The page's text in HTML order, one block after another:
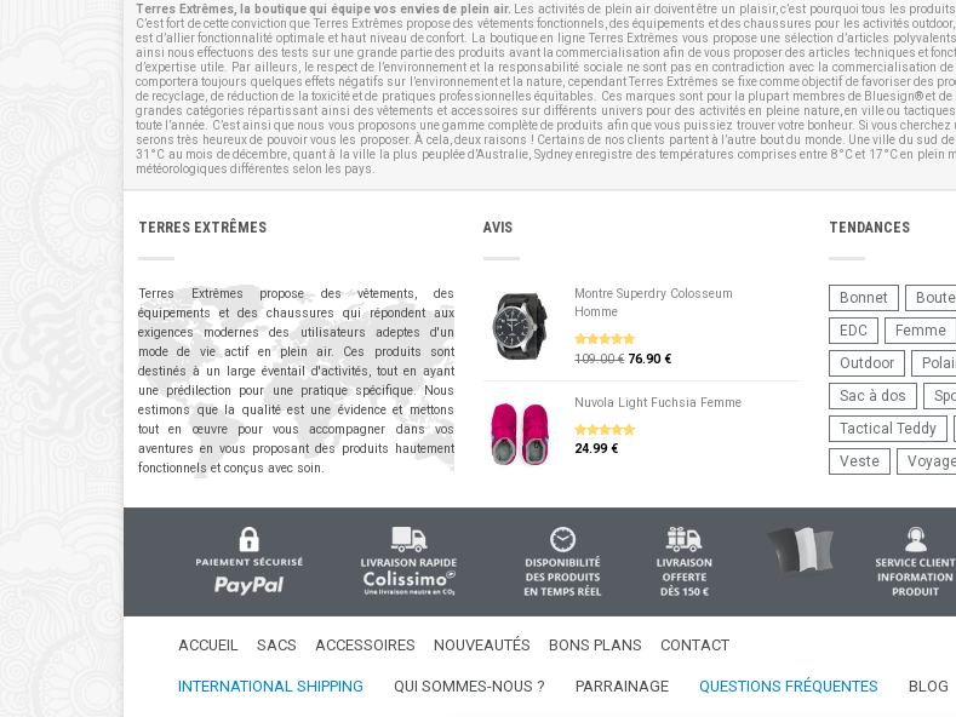
Terres Extrêmes, la boutique qui équipe vos envies de plein air.
Les activités de plein air doivent être un plaisir, c’est pourquoi tous les
C’est fort de cette conviction que Terres Extrêmes propose des vêtements fonctionnels, des équipements et des chaussures pour les activités
est d’allier fonctionnalité optimale et haut niveau de confort. La boutique en ligne Terres Extrêmes vous propose une sélection d’articles
ainsi nous effectuons des tests sur une grande partie des produits avant la commercialisation afin de vous proposer des articles techniques et
d’expertise utile. Par ailleurs, le respect de l’environnement et la responsabilité sociale ne sont pas en contradiction avec la commercialisation
comportera toujours quelques effets négatifs sur l’environnement et la nature, cependant Terres Extrêmes se fixe comme objectif de favoriser
de recyclage, de réduction de la toxicité et de pratiques professionnelles équitables. Ces marques sont pour la plupart membres de Bluesign®et de
grandes catégories répartissant ainsi des vêtements et accessoires sur différents univers pour des activités en pleine nature, en ville ou
toute l’année. C’est ainsi que nous vous proposons une gamme complète de produits afin que vous puissiez trouver votre bonheur. Si vous cherchez
serons très heureux de pouvoir vous les proposer. À cela, deux raisons ! Certains de nos clients partent à l’autre bout du monde. Une ville du sud
31°C au mois de décembre, quant à la ville la plus peuplée d’Australie, Sydney enregistre des températures comprises entre 8°C et 17°C en
météorologiques différentes selon les pays.
TERRES EXTRÊMES
Terres Extrêmes propose des vêtements, des
équipements et des chaussures qui répondent aux
exigences modernes des utilisateurs adeptes d'un
mode de vie actif en plein air. Ces produits sont
destinés à un large éventail d'activités, tout en ayant
une prédilection pour une pratique spécifique. Nous
estimons que la qualité est une évidence et mettons
tout en œuvre pour vous accompagner dans vos
aventures en vous proposant des produits hautement
fonctionnels et conçus avec soin.
AVIS
Montre Superdry Colosseum
Homme
5sur 5
109.00 € 76.90 €
Nuvola Light Fuchsia Femme
5sur 5
24.99 €
TENDANCES
Bonnet
EDC
Femme
Outdoor
Sac à dos
Tactical Teddy
Veste
ACCUEIL SACS ACCESSOIRES NOUVEAUTÉS BONS PLANS CONTACT
INTERNATIONAL SHIPPING QUI SOMMES-NOUS ? PARRAINAGE QUESTIONS FRÉQUENTES BLOG